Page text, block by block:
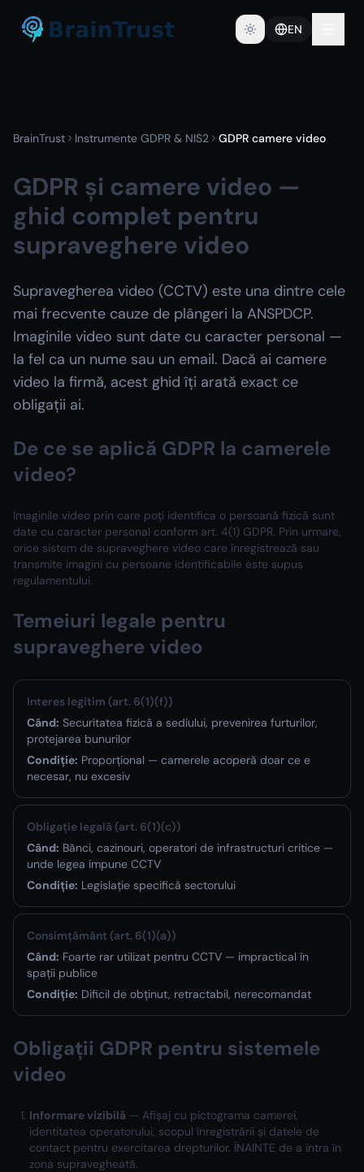
EN
BrainTrust Instrumente GDPR & NIS2 GDPR camere video
GDPR și camere video —
ghid complet pentru
supraveghere video
Supravegherea video (CCTV) este una dintre cele
mai frecvente cauze de plângeri la ANSPDCP.
Imaginile video sunt date cu caracter personal —
la fel ca un nume sau un email. Dacă ai camere
video la firmă, acest ghid îți arată exact ce
obligații ai.
De ce se aplică GDPR la camerele
video?
Imaginile video prin care poți identifica o persoană fizică sunt
date cu caracter personal conform art. 4(1) GDPR. Prin urmare,
orice sistem de supraveghere video care înregistrează sau
transmite imagini cu persoane identificabile este supus
regulamentului.
Temeiuri legale pentru
supraveghere video
Interes legitim (art. 6(1)(f))
Când: Securitatea fizică a sediului, prevenirea furturilor,
protejarea bunurilor
Condiție: Proporțional — camerele acoperă doar ce e
necesar, nu excesiv
Obligație legală (art. 6(1)(c))
Când: Bănci, cazinouri, operatori de infrastructuri critice —
unde legea impune CCTV
Condiție: Legislație specifică sectorului
Consimțământ (art. 6(1)(a))
Când: Foarte rar utilizat pentru CCTV — impractical în
spații publice
Condiție: Dificil de obținut, retractabil, nerecomandat
Obligații GDPR pentru sistemele
video
Informare vizibilă — Afișaj cu pictograma camerei,
identitatea operatorului, scopul înregistrării și datele de
contact pentru exercitarea drepturilor. ÎNAINTE de a intra în
zona supravegheată.